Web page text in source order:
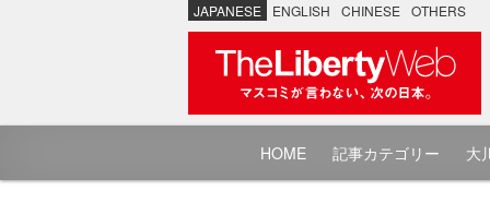
JAPANESE ENGLISH CHINESE OTHERS
HOME 記事カテゴリー 大